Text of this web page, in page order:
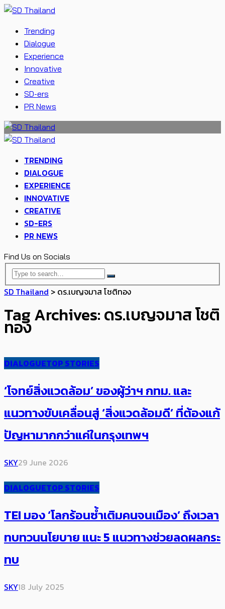
Trending
Dialogue
Experience
Innovative
Creative
SD-ers
PR News
TRENDING
DIALOGUE
EXPERIENCE
INNOVATIVE
CREATIVE
SD-ERS
PR NEWS
Find Us on Socials
SD Thailand > ดร.เบญจมาส โชติทอง
Tag Archives: ดร.เบญจมาส โชติ
ทอง
DIALOGUETOP STORIES
‘โจทย์สิ่งแวดล้อม’ ของผู้ว่าฯ กทม. และ
แนวทางขับเคลื่อนสู่ ‘สิ่งแวดล้อมดี’ ที่ต้องแก้
ปัญหามากกว่าแค่ในกรุงเทพฯ
SKY29 June 2026
DIALOGUETOP STORIES
TEI มอง ‘โลกร้อนซ้ำเติมคนจนเมือง’ ถึงเวลา
ทบทวนนโยบาย​ ​แนะ 5 แนวทางช่วยลดผลกระ
ทบ
SKY18 July 2025